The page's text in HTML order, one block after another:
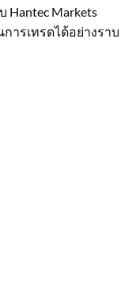
Markets
ารเทรดได้อย่างราบ